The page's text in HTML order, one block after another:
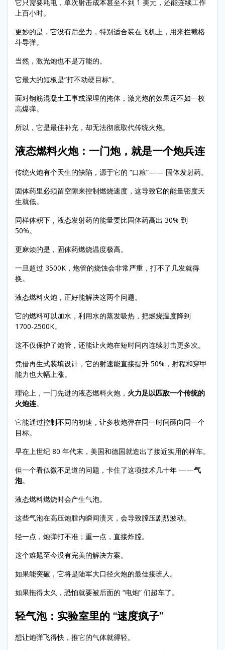
它只需要耗电，单次射击成本甚至不到 1 美元，还能连续工作
上百小时。
更妙的是，它没有后坐力，特别适合装在飞机上，用来拦截格
斗导弹。
当然，激光炮也不是万能的。
它最大的短板是“打不动硬目标”。
面对钢筋混凝土工事或深埋的掩体，激光炮的效果远不如一枚
高爆弹。
所以，它是最佳补充，却无法彻底取代传统火炮。
液态燃料火炮：一门炮，就是一个炮兵连
传统火炮有个天生的缺陷，源于它的 “口粮”—— 固体发射药。
固体药里必须留空隙来控制燃烧速度，这导致它的能量密度天
生就低。
同样体积下，液态发射药的能量要比固体药高出 30% 到
50%。
更麻烦的是，固体药燃烧温度极高。
一旦超过 3500K，炮管的烧蚀会非常严重，打不了几发就得
换。
液态燃料火炮，正好能解决这两个问题。
它的燃料可以加水，利用水的蒸发吸热，把燃烧温度降到
1700-2500K。
这不仅保护了炮管，还能让火炮在短时间内连续射击更多次。
凭借再生式装填设计，它的射速能直接提升 50%，射程和穿甲
能力也大幅上涨。
理论上，一门先进的液态燃料火炮， 火力足以匹敌一个传统的
火炮连。
它能通过控制不同的初速，让多枚炮弹在同一时间砸向同一个
目标。
早在上世纪 80 年代末，美国和德国就造出了接近实用的样车。
但一个看似微不足道的问题，卡住了这项技术几十年 ——气
泡。
液态燃料燃烧时会产生气泡。
这些气泡在高压炮膛内瞬间溃灭，会导致膛压剧烈波动。
轻一点，炮弹打不准；重一点，直接炸膛。
这个难题至今没有完美的解决方案。
如果能突破，它将是陆军大口径火炮的最佳接班人。
如果拖得太久，恐怕就要被后面的 “电炮” 们超车了。
轻气泡：实验室里的 “速度疯子”
想让炮弹飞得快，推它的气体就得轻。